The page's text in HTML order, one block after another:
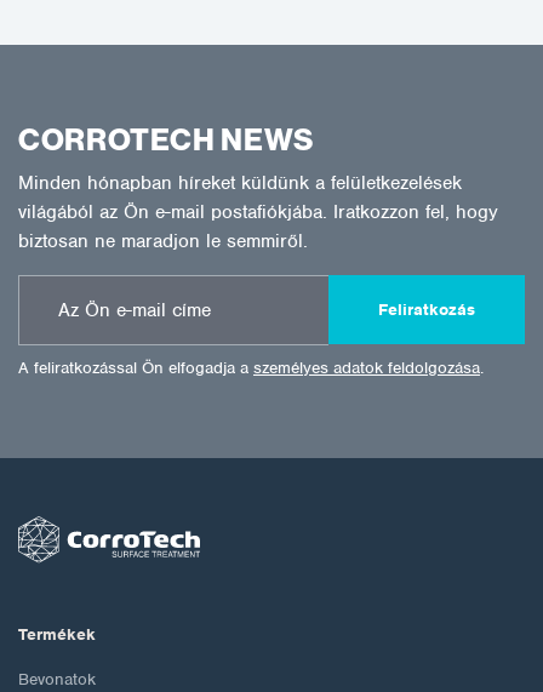
CORROTECH NEWS
Minden hónapban híreket küldünk a felületkezelések
világából az Ön e-mail postafiókjába. Iratkozzon fel, hogy
biztosan ne maradjon le semmiről.
Feliratkozás
A feliratkozással Ön elfogadja a személyes adatok feldolgozása.
Termékek
Bevonatok